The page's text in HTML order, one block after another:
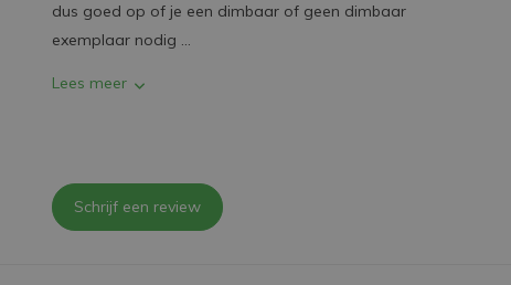
dus goed op of je een dimbaar of geen dimbaar
exemplaar nodig ...
Lees meer
Schrijf een review